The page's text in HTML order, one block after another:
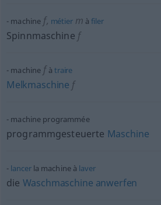
machine f, métierm àfiler
Spinnmaschine f
machine f à traire
Melkmaschine f
machine programmée
programmgesteuerte Maschine
lancerla machine à laver
die Waschmaschine anwerfen